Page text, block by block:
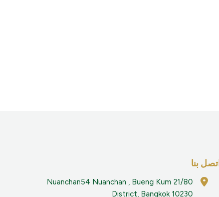
اتصل بنا
21/80 Nuanchan54 Nuanchan , Bueng Kum
District, Bangkok 10230